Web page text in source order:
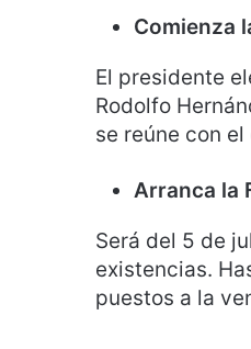
Comienza
El presidente
Rodolfo
se reúne con
Arranca la
Será del 5 de
existencias.
puestos a la